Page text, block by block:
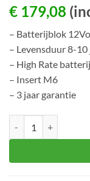
€ 179,08
– Batterijblok
– Levensduur 8-10
– High Rate batterij
– Insert M6
– 3 jaar garantie